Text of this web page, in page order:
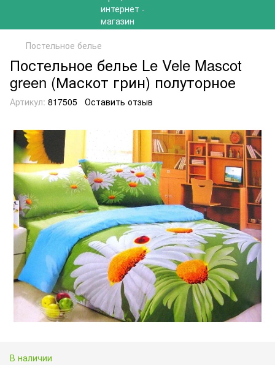
Постельное белье
Постельное белье Le Vele Mascot
green (Маскот грин) полуторное
Артикул: 817505 Оставить отзыв
В наличии